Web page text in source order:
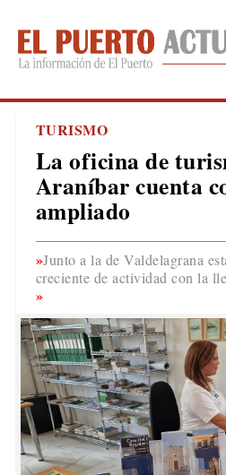
TURISMO
La oficina de
Araníbar cuenta
ampliado
Junto a la de Valdelagrana
creciente de actividad con la